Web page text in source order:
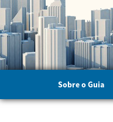
Sobreo Guia